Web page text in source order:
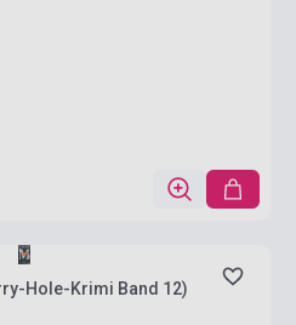
Hole-Krimi Band 12)